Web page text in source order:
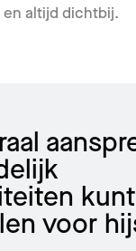
altijd dichtbij.
kunt
voor